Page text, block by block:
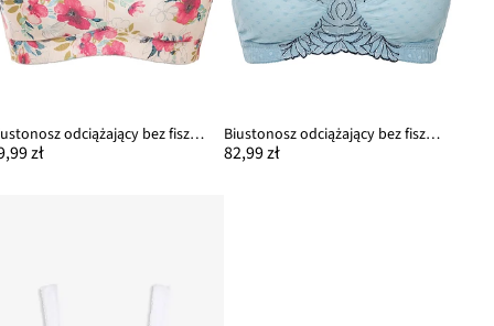
Biustonosz odciążający bez fiszbinów z wyściełanymi ramiączkami
zł
Biustonosz odciążający bez fiszbinów z wyściełanymi ramiączkami
82,99 zł